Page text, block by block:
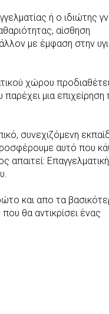
ή ο ιδιώτης
αίσθηση
με έμφαση στην
χώρου
μια επιχείρηση
συνεχιζόμενη
αυτό που
απαιτεί: Επαγγελματική
και απο τα
θα αντικρίσει ένας